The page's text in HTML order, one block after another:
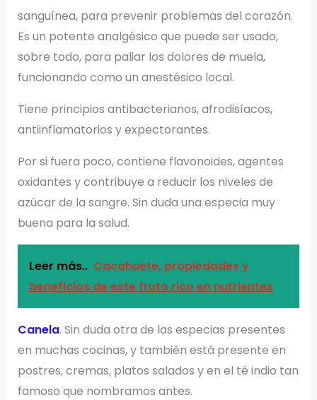
sanguínea, para prevenir problemas del corazón.
Es un potente analgésico que puede ser usado,
sobre todo, para paliar los dolores de muela,
funcionando como un anestésico local.
Tiene principios antibacterianos, afrodisíacos,
antiinflamatorios y expectorantes.
Por si fuera poco, contiene flavonoides, agentes
oxidantes y contribuye a reducir los niveles de
azúcar de la sangre. Sin duda una especia muy
buena para la salud.
Leer más.. Cacahuete, propiedades y
beneficios de este fruto rico en nutrientes
Canela. Sin duda otra de las especias presentes
en muchas cocinas, y también está presente en
postres, cremas, platos salados y en el té indio tan
famoso que nombramos antes.